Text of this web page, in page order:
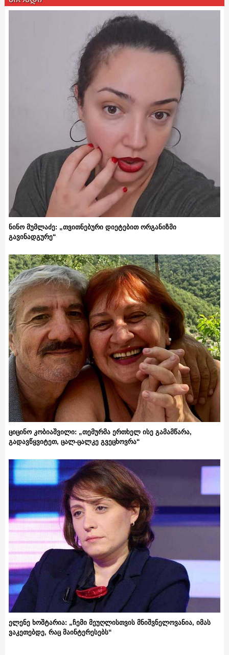
ნინო მუმლაძე: „თვითნებური დიეტებით ორგანიზმი
გავინადგურე“
ციცინო კობიაშვილი: „თემურმა ერთხელ ისე გამამწარა,
გადავწყვიტეთ, ცალ-ცალკე გვეცხოვრა“
ელენე ხოშტარია: „ჩემი მეუღლისთვის მნიშვნელოვანია, იმას
ვაკეთებდე, რაც მაინტერესებს“